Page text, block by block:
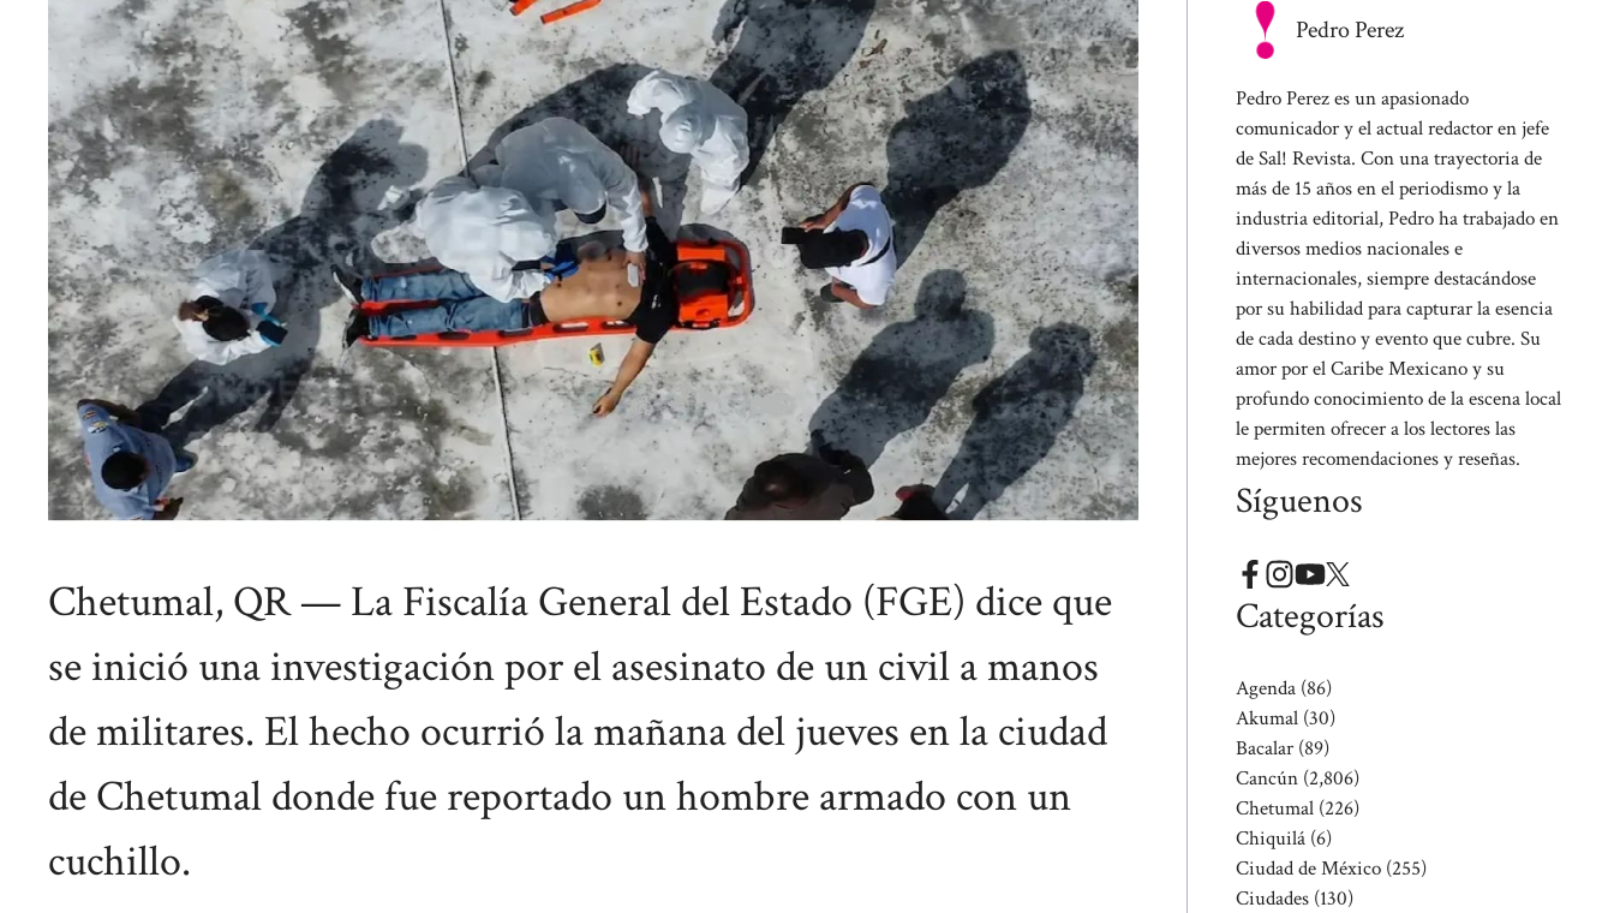
Chetumal, QR — La Fiscalía General del Estado (FGE) dice que
se inició una investigación por el asesinato de un civil a manos
de militares. El hecho ocurrió la mañana del jueves en la ciudad
de Chetumal donde fue reportado un hombre armado con un
cuchillo.
Pedro Perez
Pedro Perez es un apasionado
comunicador y el actual redactor en jefe
de Sal! Revista. Con una trayectoria de
más de 15 años en el periodismo y la
industria editorial, Pedro ha trabajado en
diversos medios nacionales e
internacionales, siempre destacándose
por su habilidad para capturar la esencia
de cada destino y evento que cubre. Su
amor por el Caribe Mexicano y su
profundo conocimiento de la escena local
le permiten ofrecer a los lectores las
mejores recomendaciones y reseñas.
Síguenos
Categorías
Agenda (86)
Akumal (30)
Bacalar (89)
Cancún (2,806)
Chetumal (226)
Chiquilá (6)
Ciudad de México (255)
Ciudades (130)